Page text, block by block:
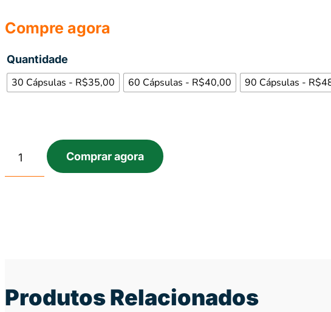
Compre agora
Quantidade
30 Cápsulas - R$35,00 60 Cápsulas - R$40,00 90 Cápsulas -
Comprar agora
Produtos Relacionados